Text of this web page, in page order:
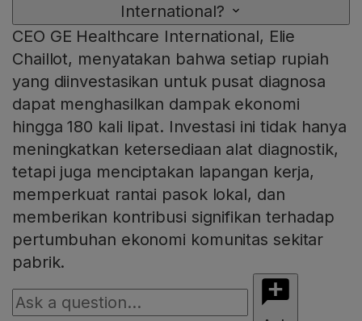
International?
CEO GE Healthcare International, Elie
Chaillot, menyatakan bahwa setiap rupiah
yang diinvestasikan untuk pusat diagnosa
dapat menghasilkan dampak ekonomi
hingga 180 kali lipat. Investasi ini tidak hanya
meningkatkan ketersediaan alat diagnostik,
tetapi juga menciptakan lapangan kerja,
memperkuat rantai pasok lokal, dan
memberikan kontribusi signifikan terhadap
pertumbuhan ekonomi komunitas sekitar
pabrik.